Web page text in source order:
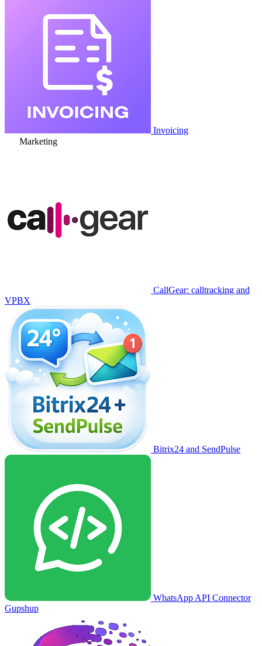
Invoicing
Marketing
CallGear: calltracking and
VPBX
Bitrix24 and SendPulse
WhatsApp API Connector
Gupshup